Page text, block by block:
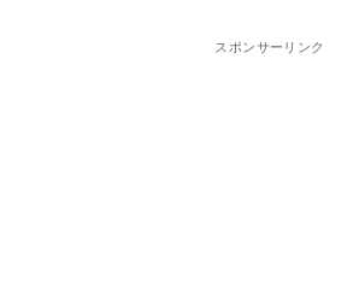
スポンサーリンク